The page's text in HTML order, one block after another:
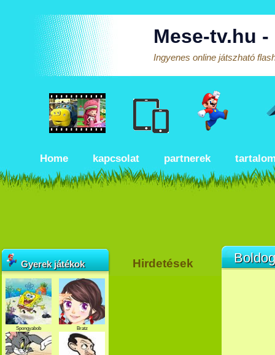
Mese-tv.hu
Ingyenes online játszható
Home kapcsolat partnerek
Gyerek játékok
Spongyabob Bratz
Hirdetések